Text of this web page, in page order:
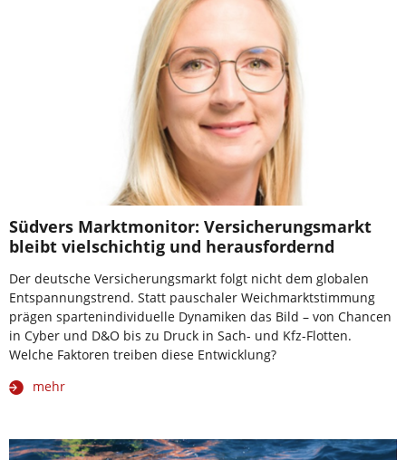
Südvers Marktmonitor: Versicherungsmarkt
bleibt vielschichtig und herausfordernd
Der deutsche Versicherungsmarkt folgt nicht dem globalen
Entspannungstrend. Statt pauschaler Weichmarktstimmung
prägen spartenindividuelle Dynamiken das Bild – von Chancen
in Cyber und D&O bis zu Druck in Sach- und Kfz-Flotten.
Welche Faktoren treiben diese Entwicklung?
mehr